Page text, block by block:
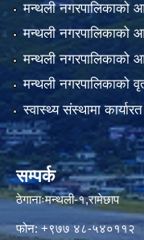
मन्थली नगरपालिकाको
मन्थली नगरपालिकाको
मन्थली नगरपालिकाको
मन्थली नगरपालिकाको
स्वास्थ्य संस्थामा
सम्पर्क
ठेगानाःमन्थली-१,रामेछाप
फोन: +९७७ ४८-५४०११२